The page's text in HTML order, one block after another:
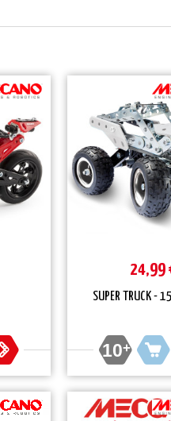
24,99
SUPER TRUCK -
10+